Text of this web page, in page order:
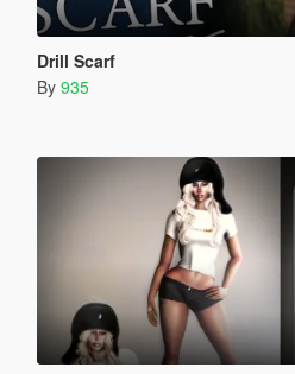
Drill Scarf
By 935